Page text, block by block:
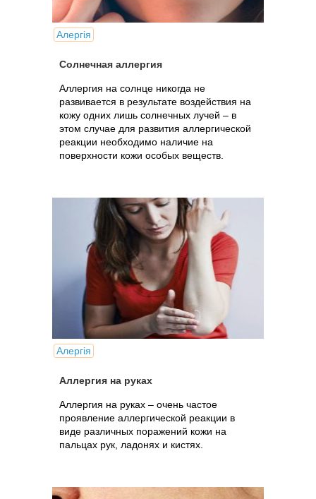
Алергія
Солнечная аллергия
Аллергия на солнце никогда не
развивается в результате воздействия на
кожу одних лишь солнечных лучей – в
этом случае для развития аллергической
реакции необходимо наличие на
поверхности кожи особых веществ.
Алергія
Аллергия на руках
Аллергия на руках – очень частое
проявление аллергической реакции в
виде различных поражений кожи на
пальцах рук, ладонях и кистях.